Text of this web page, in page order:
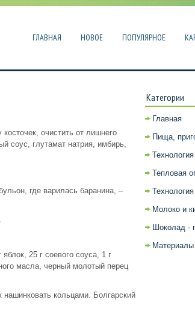
ГЛАВНАЯ НОВОЕ ПОПУЛЯРНОЕ
очистить от лишнего
соус, глутамат натрия, имбирь,
где варилась баранина, –
25 г соевого соуса, 1 г
масла, черный молотый перец
кольцами. Болгарский
Категории
Главная
Пища,
Тепловая
Молоко и
Шоколад -
Материалы